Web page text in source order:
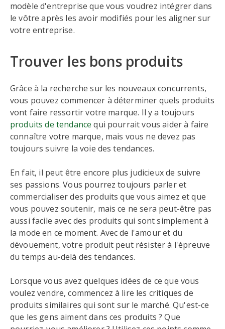
modèle d'entreprise que vous voudrez intégrer dans
le vôtre après les avoir modifiés pour les aligner sur
votre entreprise.
Trouver les bons produits
Grâce à la recherche sur les nouveaux concurrents,
vous pouvez commencer à déterminer quels produits
vont faire ressortir votre marque. Il y a toujours
produits de tendance qui pourrait vous aider à faire
connaître votre marque, mais vous ne devez pas
toujours suivre la voie des tendances.
En fait, il peut être encore plus judicieux de suivre
ses passions. Vous pourrez toujours parler et
commercialiser des produits que vous aimez et que
vous pouvez soutenir, mais ce ne sera peut-être pas
aussi facile avec des produits qui sont simplement à
la mode en ce moment. Avec de l'amour et du
dévouement, votre produit peut résister à l'épreuve
du temps au-delà des tendances.
Lorsque vous avez quelques idées de ce que vous
voulez vendre, commencez à lire les critiques de
produits similaires qui sont sur le marché. Qu'est-ce
que les gens aiment dans ces produits ? Que